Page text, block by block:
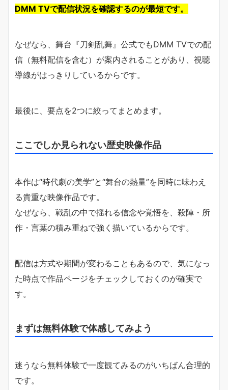
DMM TVで配信状況を確認するのが最短です。
なぜなら、舞台『刀剣乱舞』公式でもDMM TVでの配
信（無料配信を含む）が案内されることがあり、視聴
導線がはっきりしているからです。
最後に、要点を2つに絞ってまとめます。
ここでしか見られない歴史映像作品
本作は“時代劇の美学”と“舞台の熱量”を同時に味わえ
る貴重な映像作品です。
なぜなら、戦乱の中で揺れる信念や覚悟を、殺陣・所
作・言葉の積み重ねで強く描いているからです。
配信は方式や期間が変わることもあるので、気になっ
た時点で作品ページをチェックしておくのが確実で
す。
まずは無料体験で体感してみよう
迷うなら無料体験で一度観てみるのがいちばん合理的
です。